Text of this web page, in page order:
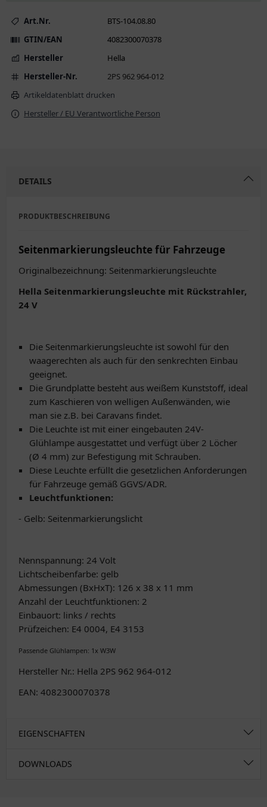
Art.Nr.
BTS-104.08.80
GTIN/EAN
4082300070378
Hersteller
Hella
Hersteller-Nr.
2PS 962 964-012
Artikeldatenblatt drucken
Hersteller / EU Verantwortliche Person
DETAILS
PRODUKTBESCHREIBUNG
Seitenmarkierungsleuchte für Fahrzeuge
Originalbezeichnung: Seitenmarkierungsleuchte
Hella Seitenmarkierungsleuchte mit Rückstrahler,
24 V
Die Seitenmarkierungsleuchte ist sowohl für den
waagerechten als auch für den senkrechten Einbau
geeignet.
Die Grundplatte besteht aus weißem Kunststoff, ideal
zum Kaschieren von welligen Außenwänden, wie
man sie z.B. bei Caravans findet.
Die Leuchte ist mit einer eingebauten 24V-
Glühlampe ausgestattet und verfügt über 2 Löcher
(Ø 4 mm) zur Befestigung mit Schrauben.
Diese Leuchte erfüllt die gesetzlichen Anforderungen
für Fahrzeuge gemäß GGVS/ADR.
Leuchtfunktionen:
- Gelb: Seitenmarkierungslicht
Nennspannung: 24 Volt
Lichtscheibenfarbe: gelb
Abmessungen (BxHxT): 126 x 38 x 11 mm
Anzahl der Leuchtfunktionen: 2
Einbauort: links / rechts
Prüfzeichen: E4 0004, E4 3153
Passende Glühlampen: 1x W3W
Hersteller Nr.: Hella 2PS 962 964-012
EAN: 4082300070378
EIGENSCHAFTEN
DOWNLOADS